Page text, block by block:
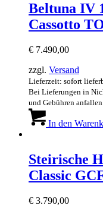
Beltuna IV
Cassotto
€ 7.490,00
zzgl. Versand
Lieferzeit: sofort
Bei Lieferungen in
und Gebühren
In den
Steirische
Classic
€ 3.790,00